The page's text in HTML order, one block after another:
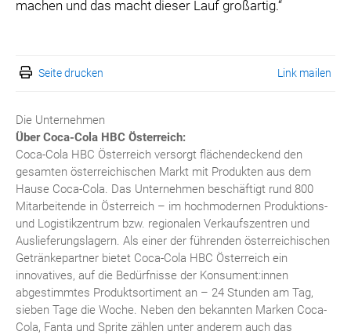
machen und das macht dieser Lauf großartig.“
Seite drucken Link mailen
Die Unternehmen
Über Coca-Cola HBC Österreich:
Coca-Cola HBC Österreich versorgt flächendeckend den
gesamten österreichischen Markt mit Produkten aus dem
Hause Coca-Cola. Das Unternehmen beschäftigt rund 800
Mitarbeitende in Österreich – im hochmodernen Produktions-
und Logistikzentrum bzw. regionalen Verkaufszentren und
Auslieferungslagern. Als einer der führenden österreichischen
Getränkepartner bietet Coca-Cola HBC Österreich ein
innovatives, auf die Bedürfnisse der Konsument:innen
abgestimmtes Produktsortiment an – 24 Stunden am Tag,
sieben Tage die Woche. Neben den bekannten Marken Coca-
Cola, Fanta und Sprite zählen unter anderem auch das